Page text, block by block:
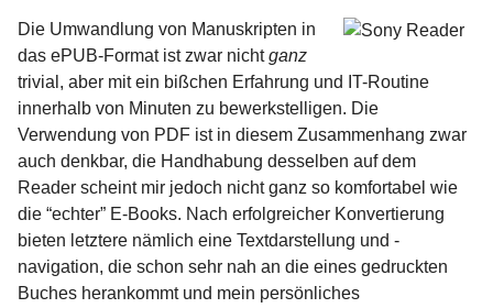
Die Umwandlung von Manuskripten in
das ePUB-Format ist zwar nichtganz
trivial, aber mit ein bißchen Erfahrung und IT-Routine
innerhalb von Minuten zu bewerkstelligen. Die
Verwendung von PDF ist in diesem Zusammenhang zwar
auch denkbar, die Handhabung desselben auf dem
Reader scheint mir jedoch nicht ganz so komfortabel wie
die “echter” E-Books. Nach erfolgreicher Konvertierung
bieten letztere nämlich eine Textdarstellung und -
navigation, die schon sehr nah an die eines gedruckten
Buches herankommt und mein persönliches